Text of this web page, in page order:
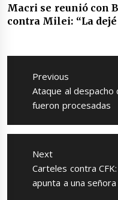
Macri se reunió con
contra Milei: “La
Navegación
entradas
Previous
Previous
post:
Ataque al despacho
fueron procesadas
Next
Next
post:
Carteles contra
apunta a una